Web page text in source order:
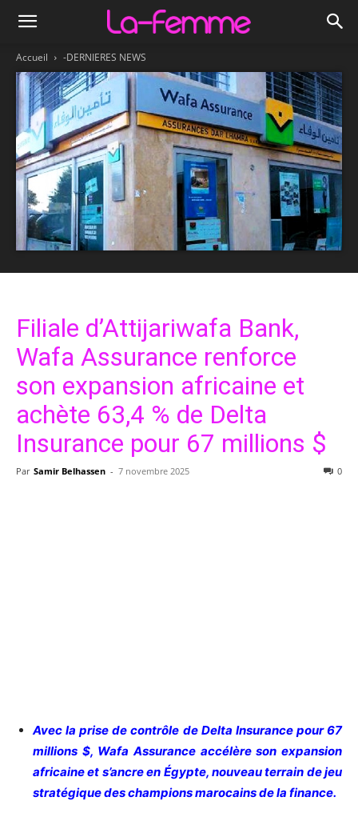
Accueil -DERNIERES NEWS
Filiale d’Attijariwafa Bank,
Wafa Assurance renforce
son expansion africaine et
achète 63,4 % de Delta
Insurance pour 67 millions $
Par Samir Belhassen - 7 novembre 2025 0
Avec la prise de contrôle de Delta Insurance pour 67
millions $, Wafa Assurance accélère son expansion
africaine et s’ancre en Égypte, nouveau terrain de jeu
stratégique des champions marocains de la finance.